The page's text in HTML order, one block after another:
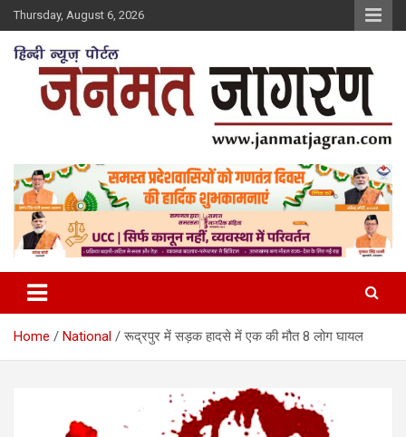
Skip
to
content
Thursday, August 6, 2026
Home National रूद्रपुर में सड़क हादसे में एक की मौत 8 लोग घायल